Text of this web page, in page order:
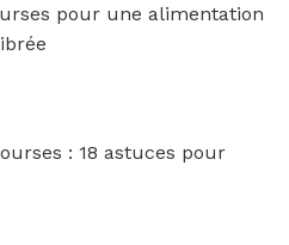
pour une alimentation
: 18 astuces pour